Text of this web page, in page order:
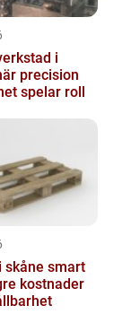
i
spelar roll
smart
kostnader